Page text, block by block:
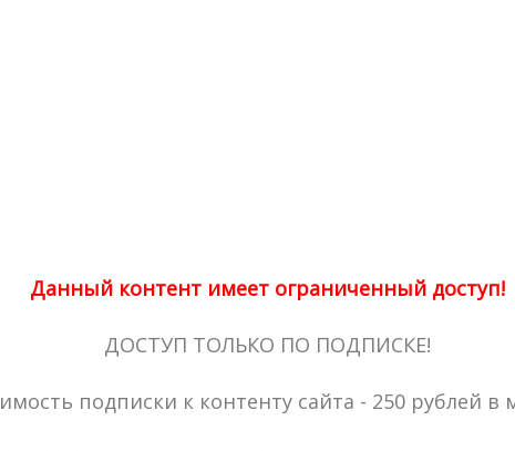
Данный контент имеет ограниченный доступ!
ДОСТУП ТОЛЬКО ПО ПОДПИСКЕ!
подписки к контенту сайта - 250 рублей в